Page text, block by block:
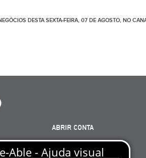
DESTA SEXTA-FEIRA, 07 DE AGOSTO, NO
ABRIR CONTA
Porquê ser cliente
Particulares